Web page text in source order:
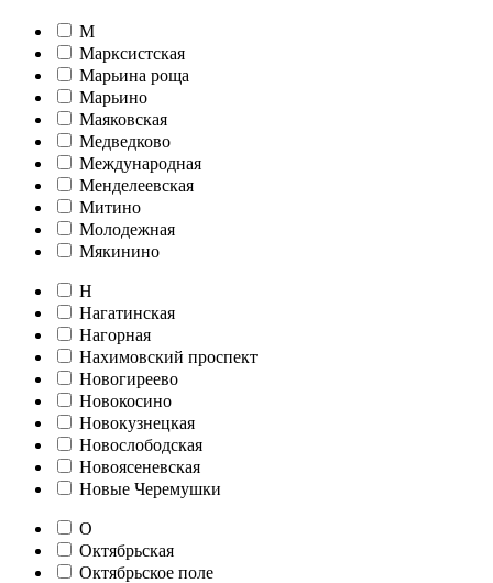
М
Марксистская
Марьина роща
Марьино
Маяковская
Медведково
Международная
Менделеевская
Митино
Молодежная
Мякинино
Н
Нагатинская
Нагорная
Нахимовский проспект
Новогиреево
Новокосино
Новокузнецкая
Новослободская
Новоясеневская
Новые Черемушки
О
Октябрьская
Октябрьское поле